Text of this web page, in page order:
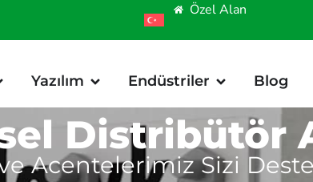
Özel Alan
Yazılım Endüstriler Blog
Distribütör
Acentelerimiz Sizi